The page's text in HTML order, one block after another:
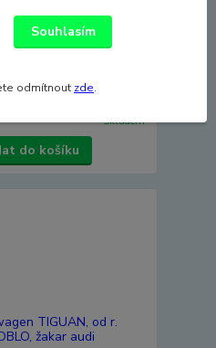
červený
Skladem
do košíku
Souhlasím
odmítnout zde.